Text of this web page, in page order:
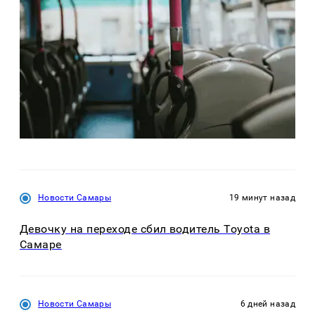
Новости Самары 19 минут назад
Девочку на переходе сбил водитель Toyota в
Самаре
Новости Самары 6 дней назад